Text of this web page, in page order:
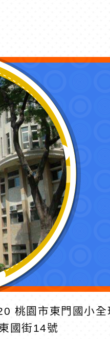
桃園市東門國小全
國街14號